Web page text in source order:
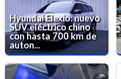
Hyundai Elexio: nuevo
SUV eléctrico chino
con hasta 700 km de
auton...